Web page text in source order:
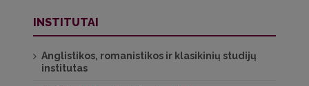
INSTITUTAI
Anglistikos, romanistikos ir klasikinių studijų
institutas